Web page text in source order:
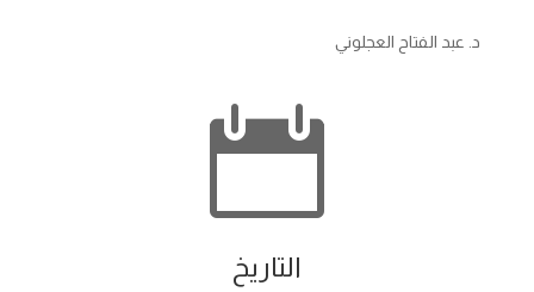
د. عبد الفتاح العجلوني

التاريخ